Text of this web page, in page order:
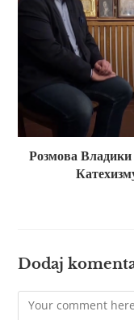
Розмова
Dodaj